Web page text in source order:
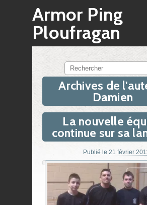
Armor Ping
Ploufragan
Rechercher
Archives de
Damien
La nouvelle
continue sur sa
Publié le 21 février